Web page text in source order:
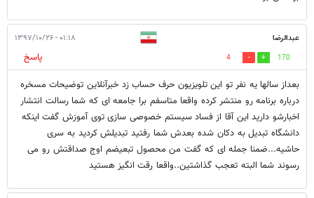
عبدالرضا ۰۱:۱۸ - ۱۳۹۷/۱۰/۲۶
170
4
پاسخ
بعداز سالها یه نفر تو این تلویزیون حرف حساب زد خبرآنلاین توضیحات مسخره
درباره برنامه رو منتشر کرده واقعا متاسفم برا جامعه ای که شما رسالت انتشار
اخبارشو دارید این آقا از فساد سیستم خصوصی سازی توی آموزش گفت اینکه
دانشگاه تبدیل به دکان شده بعدش شما رفتید تبدیلش کردید به سری
حاشیه...ضمنا جمله ای که گفت من محصول تبعیضم اوج صداقتش رو می
رسوند شما البته تعجب گذاشتین..واقعا رقت انگیز هستید